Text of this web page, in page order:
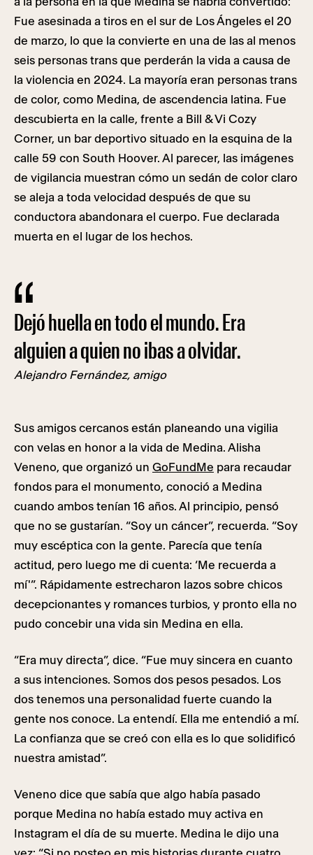
Fue asesinada a tiros en el sur de Los Ángeles el 20
de marzo, lo que la convierte en una de las al menos
seis personas trans que perderán la vida a causa de
la violencia en 2024. La mayoría eran personas trans
de color, como Medina, de ascendencia latina. Fue
descubierta en la calle, frente a Bill & Vi Cozy
Corner, un bar deportivo situado en la esquina de la
calle 59 con South Hoover. Al parecer, las imágenes
de vigilancia muestran cómo un sedán de color claro
se aleja a toda velocidad después de que su
conductora abandonara el cuerpo. Fue declarada
muerta en el lugar de los hechos.
Dejó huella en todo el mundo. Era
alguien a quien no ibas a olvidar.
Alejandro Fernández, amigo
Sus amigos cercanos están planeando una vigilia
con velas en honor a la vida de Medina. Alisha
Veneno, que organizó un GoFundMe para recaudar
fondos para el monumento, conoció a Medina
cuando ambos tenían 16 años. Al principio, pensó
que no se gustarían. “Soy un cáncer”, recuerda. “Soy
muy escéptica con la gente. Parecía que tenía
actitud, pero luego me di cuenta: ‘Me recuerda a
mí'”. Rápidamente estrecharon lazos sobre chicos
decepcionantes y romances turbios, y pronto ella no
pudo concebir una vida sin Medina en ella.
“Era muy directa”, dice. “Fue muy sincera en cuanto
a sus intenciones. Somos dos pesos pesados. Los
dos tenemos una personalidad fuerte cuando la
gente nos conoce. La entendí. Ella me entendió a mí.
La confianza que se creó con ella es lo que solidificó
nuestra amistad”.
Veneno dice que sabía que algo había pasado
porque Medina no había estado muy activa en
Instagram el día de su muerte. Medina le dijo una